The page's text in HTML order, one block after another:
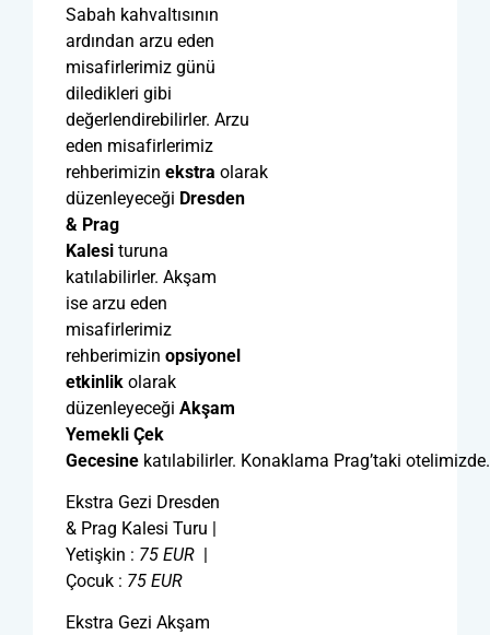
Sabah kahvaltısının
ardından arzu eden
misafirlerimiz günü
diledikleri gibi
değerlendirebilirler. Arzu
eden misafirlerimiz
rehberimizin ekstra olarak
düzenleyeceği Dresden
& Prag
Kalesi turuna
katılabilirler. Akşam
ise arzu eden
misafirlerimiz
rehberimizin opsiyonel
etkinlik olarak
düzenleyeceği Akşam
Yemekli Çek
Gecesine katılabilirler. Konaklama Prag’taki otelimizde.
Ekstra Gezi Dresden
& Prag Kalesi Turu |
Yetişkin : 75 EUR |
Çocuk : 75 EUR
Ekstra Gezi Akşam